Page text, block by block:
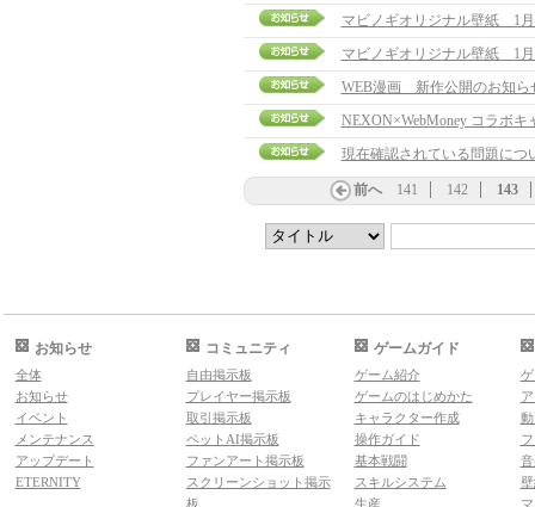
マビノギオリジナル壁紙 1
マビノギオリジナル壁紙 1
WEB漫画 新作公開のお知ら
NEXON×WebMoney コラボ
現在確認されている問題につ
前へ 141 142 143
お知らせ
全体
お知らせ
イベント
メンテナンス
アップデート
ETERNITY
コミュニティ
自由掲示板
プレイヤー掲示板
取引掲示板
ペットAI掲示板
ファンアート掲示板
スクリーンショット掲示
板
ゲームガイド
ゲーム紹介
ゲームのはじめかた
キャラクター作成
操作ガイド
基本戦闘
スキルシステム
生産